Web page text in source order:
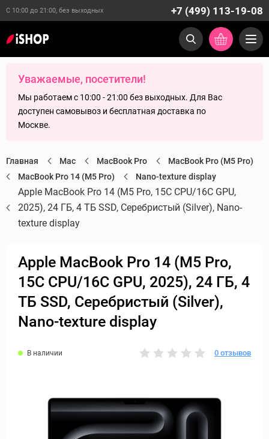
С 10:00 до 21:00, без выходных +7 (499) 113-19-08
Уважаемые, посетители!
Мы работаем с 10:00 - 21:00 без выходных. Для Вас
доступен самовывоз и бесплатная доставка по
Москве.
Главная Mac MacBook Pro
MacBook Pro (M5 Pro)
MacBook Pro 14 (M5 Pro)
Nano-texture display
Apple MacBook Pro 14 (M5 Pro, 15C CPU/16C GPU,
2025), 24 ГБ, 4 ТБ SSD, Серебристый (Silver), Nano-
texture display
Apple MacBook Pro 14 (M5 Pro,
15C CPU/16C GPU, 2025), 24 ГБ, 4
ТБ SSD, Серебристый (Silver),
Nano-texture display
В наличии 0 отзывов